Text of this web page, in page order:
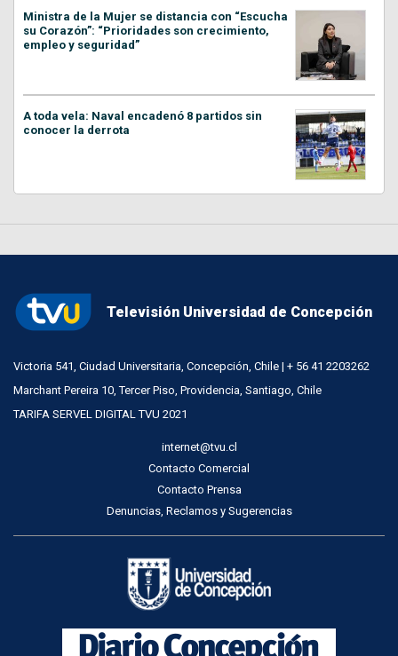
Ministra de la Mujer se distancia con “Escucha
su Corazón”: “Prioridades son crecimiento,
empleo y seguridad”
A toda vela: Naval encadenó 8 partidos sin
conocer la derrota
Televisión Universidad de Concepción
Victoria 541, Ciudad Universitaria, Concepción, Chile | + 56 41 2203262
Marchant Pereira 10, Tercer Piso, Providencia, Santiago, Chile
TARIFA SERVEL DIGITAL TVU 2021
internet@tvu.cl
Contacto Comercial
Contacto Prensa
Denuncias, Reclamos y Sugerencias